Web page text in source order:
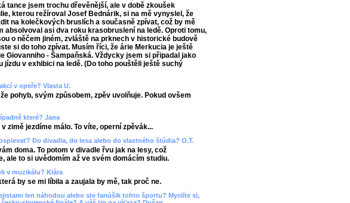
tance jsem trochu dřevěnější, ale v době zkoušek
kterou režíroval Josef Bednárik, si na mě vynyslel, že
na kolečkových bruslích a současně zpívat, což by mě
absolvoval asi dva roku krasobruslení na ledě. Oproti tomu,
o něčem jiném, zvláště na prknech v historické budově
si do toho zpívat. Musím říci, že árie Merkucia je ještě
Giovanniho - Šampaňská. Vždycky jsem si připadal jako
jízdu v exhibici na ledě. (Do toho pouštěli ještě suchý
v opeře? Vlasta U.
pohyb, svým způsobem, zpěv uvolňuje. Pokud ovšem
které? Jana
zimě jezdíme málo. To víte, operní zpěvák...
Do divadla, do lesa alebo do vlastného štúdia? O.T.
doma. To potom v divadle řvu jak na lesy, což
ale to si uvědomím až ve svém domácím studiu.
v muzikálu? Klára
by se mi líbila a zaujala by mě, tak proč ne.
len náhodou alebo ste fanúšik tohto športu? Myslíte si,